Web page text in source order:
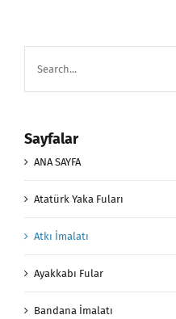
for:
Sayfalar
ANA SAYFA
Atatürk Yaka Fuları
Atkı İmalatı
Ayakkabı Fular
Bandana İmalatı